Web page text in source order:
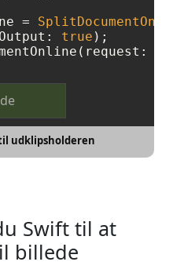
=
true
udklipsholderen
Swift til at
billede